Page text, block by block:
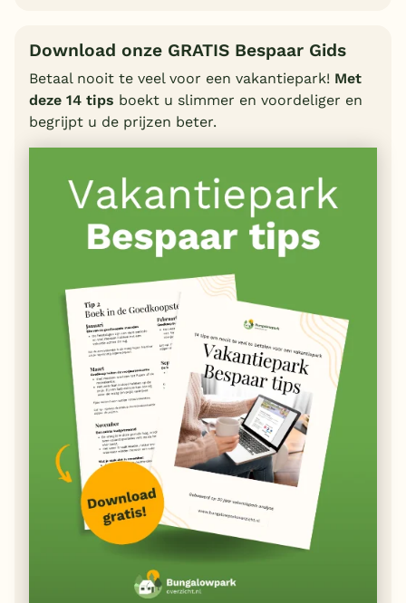
Download onze GRATIS Bespaar Gids
Betaal nooit te veel voor een vakantiepark! Met
deze 14 tips boekt u slimmer en voordeliger en
begrijpt u de prijzen beter.